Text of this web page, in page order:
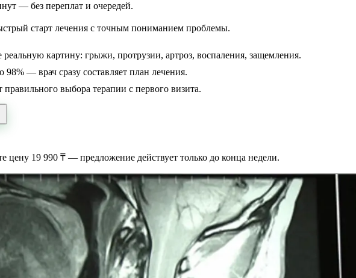
— без переплат и очередей.
старт лечения с точным пониманием проблемы.
картину: грыжи, протрузии, артроз, воспаления, защемления.
98% — врач сразу составляет план лечения.
правильного выбора терапии с первого визита.
цену 19 990 ₸ — предложение действует только до конца недели.